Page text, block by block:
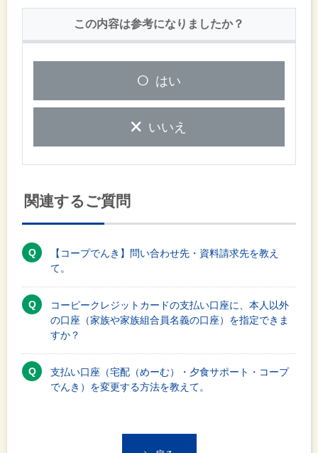
この内容は参考になりましたか？
はい
いいえ
関連するご質問
【コープでんき】問い合わせ先・資料請求先を教え
て。
コーピークレジットカードの支払い口座に、本人以外
の口座（家族や家族組合員名義の口座）を指定できま
すか？
支払い口座（宅配（めーむ）・夕食サポート・コープ
でんき）を変更する方法を教えて。